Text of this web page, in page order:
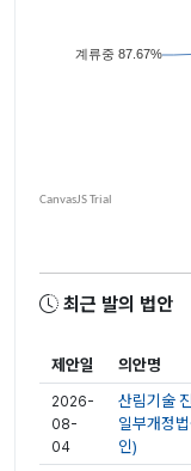
최근 발의 법안
제안일 의안명
2026-
08-
04
산림기술
일부개정
인)